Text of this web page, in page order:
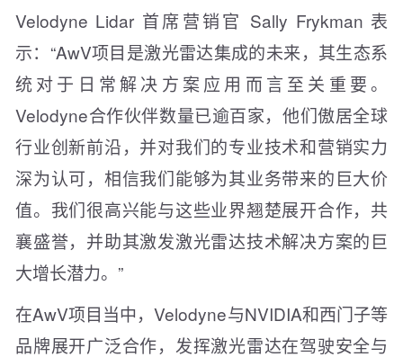
Velodyne Lidar 首席营销官 Sally Frykman 表
示：“AwV项目是激光雷达集成的未来，其生态系
统对于日常解决方案应用而言至关重要。
Velodyne合作伙伴数量已逾百家，他们傲居全球
行业创新前沿，并对我们的专业技术和营销实力
深为认可，相信我们能够为其业务带来的巨大价
值。我们很高兴能与这些业界翘楚展开合作，共
襄盛誉，并助其激发激光雷达技术解决方案的巨
大增长潜力。”
在AwV项目当中，Velodyne与NVIDIA和西门子等
品牌展开广泛合作，发挥激光雷达在驾驶安全与